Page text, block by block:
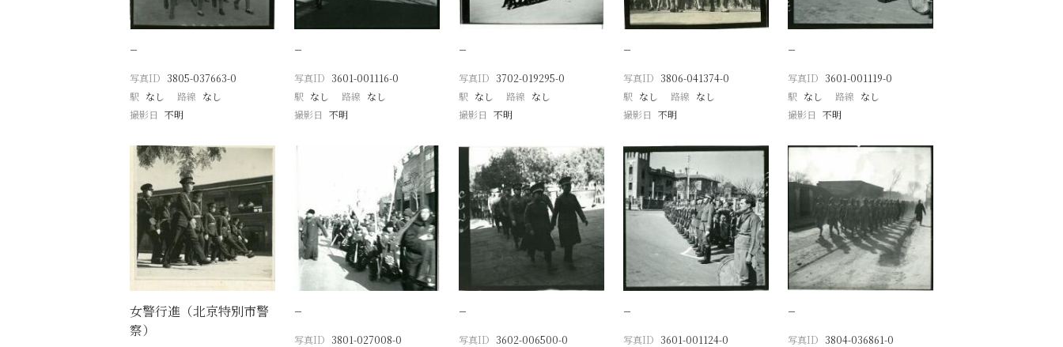
−
写真ID 3805-037663-0
駅 なし 路線 なし
撮影日 不明
−
写真ID 3601-001116-0
駅 なし 路線 なし
撮影日 不明
−
写真ID 3702-019295-0
駅 なし 路線 なし
撮影日 不明
−
写真ID 3806-041374-0
駅 なし 路線 なし
撮影日 不明
−
写真ID 3601-001119-0
駅 なし 路線 なし
撮影日 不明
女警行進（北京特別市警
察）
−
写真ID 3801-027008-0
−
写真ID 3602-006500-0
−
写真ID 3601-001124-0
−
写真ID 3804-036861-0